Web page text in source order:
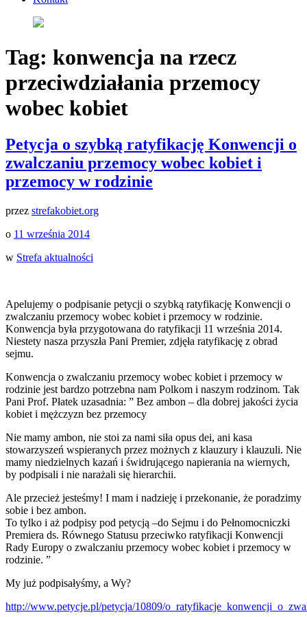
Tag: konwencja na rzecz
przeciwdziałania przemocy
wobec kobiet
Petycja o szybką ratyfikację Konwencji o
zwalczaniu przemocy wobec kobiet i
przemocy w rodzinie
przez strefakobiet.org
o 11 września 2014
w Strefa aktualności
Apelujemy o podpisanie petycji o szybką ratyfikację Konwencji o
zwalczaniu przemocy wobec kobiet i przemocy w rodzinie.
Konwencja była przygotowana do ratyfikacji 11 września 2014.
Niestety nasza przyszła Pani Premier, zdjęła ratyfikację z obrad
sejmu.
Konwencja o zwalczaniu przemocy wobec kobiet i przemocy w
rodzinie jest bardzo potrzebna nam Polkom i naszym rodzinom. Tak
Pani Prof. Płatek uzasadnia: ” Bez ambon – dla dobrej jakości życia
kobiet i mężczyzn bez przemocy
Nie mamy ambon, nie stoi za nami siła opus dei, ani kasa
stowarzyszeń wspieranych przez możnych z klauzury i klauzuli. Nie
mamy niedzielnych kazań i świdrującego napierania na wiernych,
by podpisali i nie narażali się hierarchii.
Ale przecież jesteśmy! I mam i nadzieję i przekonanie, że poradzimy
sobie i bez ambon.
To tylko i aż podpisy pod petycją –do Sejmu i do Pełnomocniczki
Premiera ds. Równego Statusu przeciwko ratyfikacji Konwencji
Rady Europy o zwalczaniu przemocy wobec kobiet i przemocy w
rodzinie. ”
My już podpisałyśmy, a Wy?
http://www.petycje.pl/petycja/10809/